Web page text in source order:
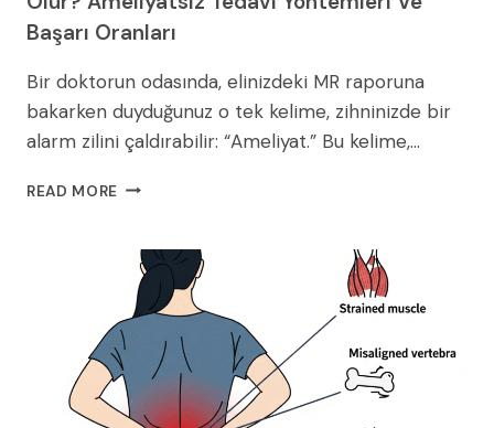
Başarı Oranları
Bir doktorun odasında, elinizdeki MR raporuna
bakarken duyduğunuz o tek kelime, zihninizde bir
alarm zilini çaldırabilir: “Ameliyat.” Bu kelime,…
READ MORE BEL
ZAMAN
KAÇINILMAZ
OLUR?
AMELIYATSIZ
TEDAVI
YÖNTEMLERI
VE